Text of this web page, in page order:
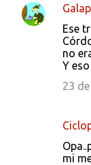
Ese
no
Y
23
mi